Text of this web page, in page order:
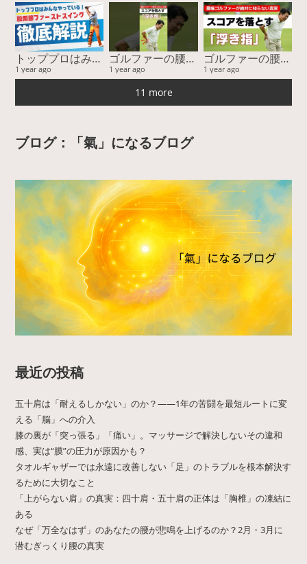
トッププロはみんなやっている！ 股関節ファーストスイングー『運動連鎖』に基づく股関節主導が最強を徹底解説
1 year ago
ゴルファーの腰痛、その隠れた原因とは？ゴルフがうまくならない本当の理由。
1 year ago
ゴルファーの腰痛、その隠れた原因とは？ゴルフがうまくならない本当の理由。
1 year ago
11 more
ブログ：「氣」になるブログ
最近の投稿
五十肩は「耐えるしかない」のか？——1年の苦闘を最短ルートに変
える「脳」への介入
膝の裏が「突っ張る」「痛い」。マッサージで解決しないその違和
感、実は“膜”の圧力が原因かも？
タオルギャザーでは永遠に改善しない「足」のトラブルを根本解決す
るために大切なこと
「上がらない肩」の真実：四十肩・五十肩の正体は「胸椎」の凍結に
ある
なぜ「万全なはず」のあなたの腰が悲鳴を上げるのか？2月・3月に
潜むぎっくり腰の真実